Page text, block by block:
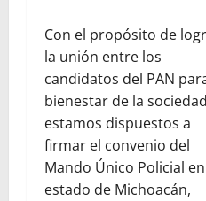
Con el propósito de
la unión entre los
candidatos del PAN
bienestar de la sociedad
estamos dispuestos a
firmar el convenio del
Mando Único Policial
estado de Michoacán,